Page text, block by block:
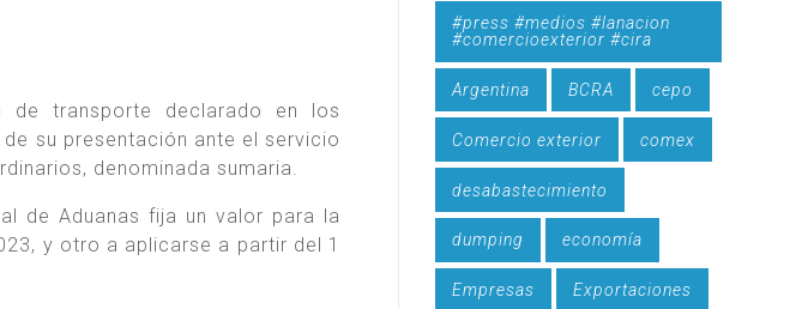
de transporte declarado en los
su presentación ante el servicio
denominada sumaria.
de Aduanas fija un valor para la
y otro a aplicarse a partir del 1
#press #medios #lanacion
#comercioexterior #cira
Argentina BCRA cepo
Comercio exterior comex
desabastecimiento
dumping economía
Empresas Exportaciones